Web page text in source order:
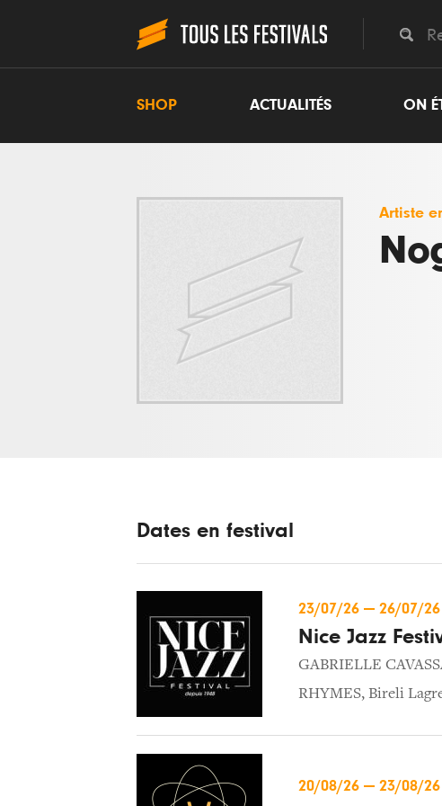
SHOP ACTUALITÉS ON
Artiste
Dates en festival
23/07/26 — 26/07/26
Nice Jazz
GABRIELLE
RHYMES, Bireli
20/08/26 — 23/08/26